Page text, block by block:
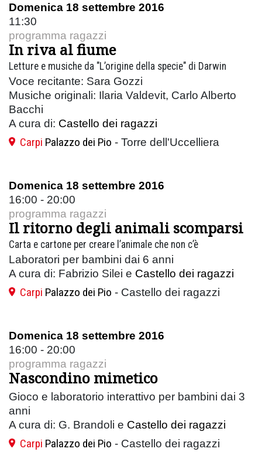
Domenica 18 settembre 2016
11:30
programma ragazzi
In riva al fiume
Letture e musiche da "L’origine della specie" di Darwin
Voce recitante: Sara Gozzi
Musiche originali: Ilaria Valdevit, Carlo Alberto
Bacchi
A cura di: Castello dei ragazzi
Carpi Palazzo dei Pio - Torre dell'Uccelliera
Domenica 18 settembre 2016
16:00 - 20:00
programma ragazzi
Il ritorno degli animali scomparsi
Carta e cartone per creare l’animale che non c’è
Laboratori per bambini dai 6 anni
A cura di: Fabrizio Silei e Castello dei ragazzi
Carpi Palazzo dei Pio - Castello dei ragazzi
Domenica 18 settembre 2016
16:00 - 20:00
programma ragazzi
Nascondino mimetico
Gioco e laboratorio interattivo per bambini dai 3
anni
A cura di: G. Brandoli e Castello dei ragazzi
Carpi Palazzo dei Pio - Castello dei ragazzi